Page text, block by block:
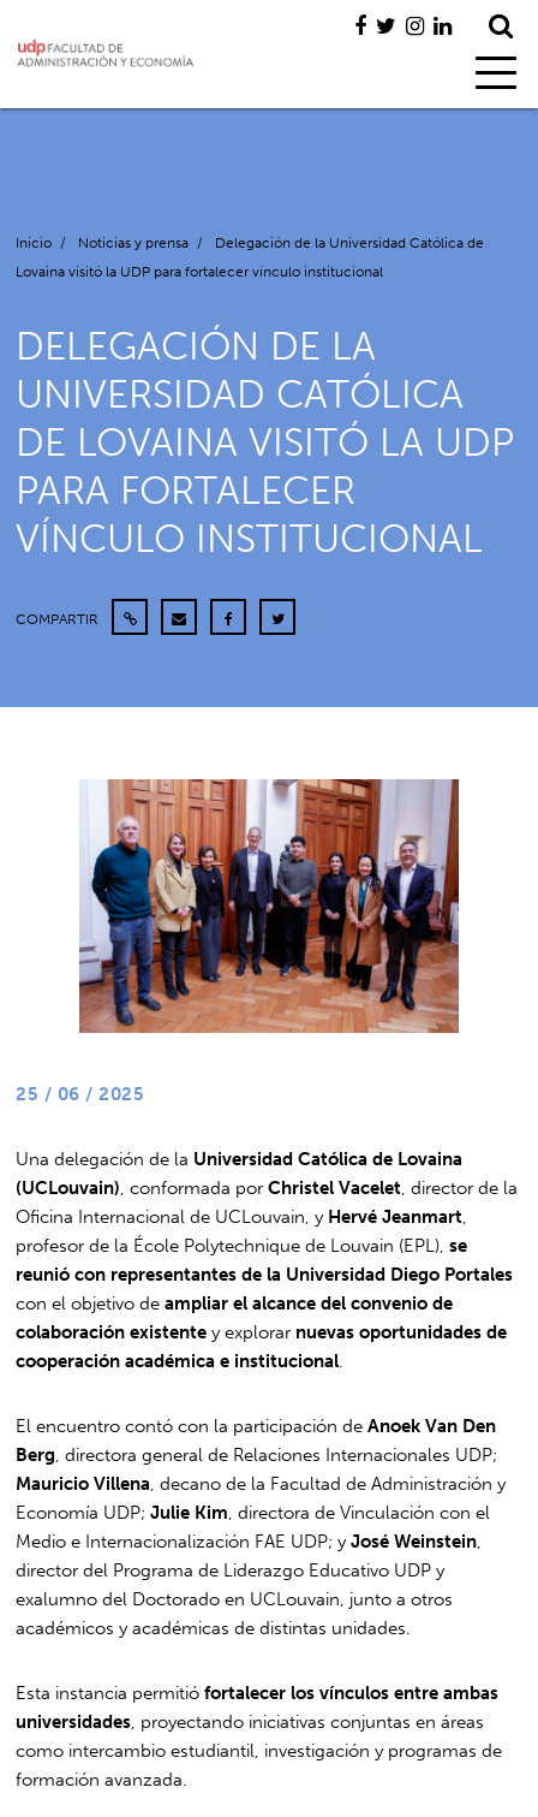
Inicio / Noticias y prensa /
Delegación de la Universidad Católica de
Lovaina visitó la UDP para fortalecer vínculo institucional
DELEGACIÓN DE LA
UNIVERSIDAD CATÓLICA
DE LOVAINA VISITÓ LA UDP
PARA FORTALECER
VÍNCULO INSTITUCIONAL
COMPARTIR
25 / 06 / 2025
Una delegación de la Universidad Católica de Lovaina
(UCLouvain) , conformada porChristel Vacelet , director de la
Oficina Internacional de UCLouvain, y Hervé Jeanmart
profesor de la École Polytechnique de Louvain (EPL),se
reunió con representantes de la Universidad Diego Portales
con el objetivo deampliar el alcance del convenio de
colaboración existente y explorar nuevas oportunidades de
cooperación académica e institucional
El encuentro contó con la participación deAnoek Van Den
Berg , directora general de Relaciones Internacionales UDP;
Mauricio Villena , decano de la Facultad de Administración y
Economía UDP;Julie Kim , directora de Vinculación con el
Medio e Internacionalización FAE UDP; yJosé Weinstein
director del Programa de Liderazgo Educativo UDP y
exalumno del Doctorado en UCLouvain, junto a otros
académicos y académicas de distintas unidades.
Esta instancia permitiófortalecer los vínculos entre ambas
universidades , proyectando iniciativas conjuntas en áreas
como intercambio estudiantil, investigación y programas de
formación avanzada.